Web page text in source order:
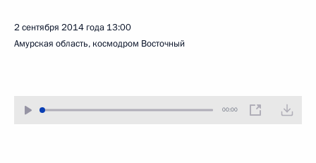
2 сентября 2014 года 13:00
Амурская область, космодром Восточный
00:00